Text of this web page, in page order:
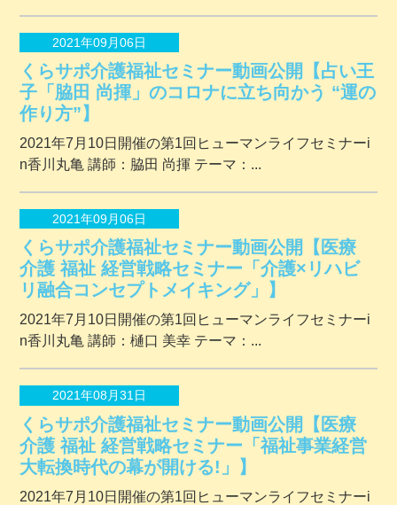
2021年09月06日
くらサポ介護福祉セミナー動画公開【占い王
子「脇田 尚揮」のコロナに立ち向かう “運の
作り方”】
2021年7月10日開催の第1回ヒューマンライフセミナーi
n香川丸亀 講師：脇田 尚揮 テーマ：...
2021年09月06日
くらサポ介護福祉セミナー動画公開【医療
介護 福祉 経営戦略セミナー「介護×リハビ
リ融合コンセプトメイキング」】
2021年7月10日開催の第1回ヒューマンライフセミナーi
n香川丸亀 講師：樋口 美幸 テーマ：...
2021年08月31日
くらサポ介護福祉セミナー動画公開【医療
介護 福祉 経営戦略セミナー「福祉事業経営
大転換時代の幕が開ける!」】
2021年7月10日開催の第1回ヒューマンライフセミナーi